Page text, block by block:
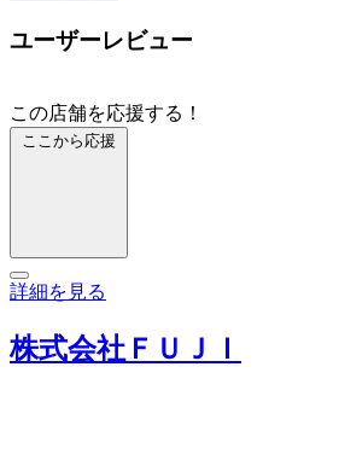
ユーザーレビュー
この店舗を応援する！
ここから応援
詳細を見る
株式会社ＦＵＪＩ